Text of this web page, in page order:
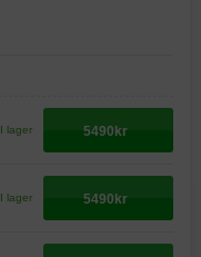
I lager 5490kr
I lager 5490kr